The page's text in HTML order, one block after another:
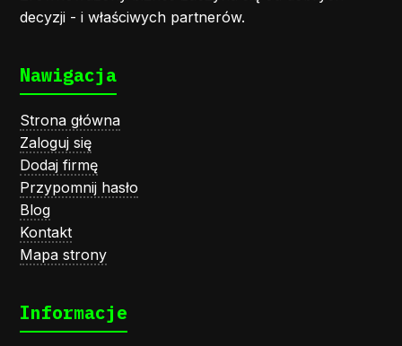
decyzji - i właściwych partnerów.
Nawigacja
Strona główna
Zaloguj się
Dodaj firmę
Przypomnij hasło
Blog
Kontakt
Mapa strony
Informacje